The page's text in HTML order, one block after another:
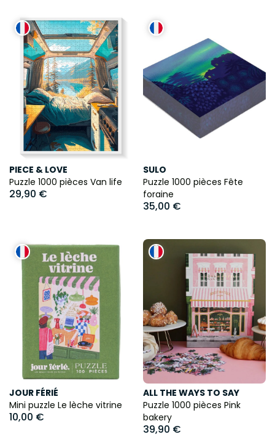
PIECE & LOVE
Puzzle 1000 pièces Van life
29,90 €
SULO
Puzzle 1000 pièces Fête
foraine
35,00 €
JOUR FÉRIÉ
Mini puzzle Le lèche vitrine
10,00 €
ALL THE WAYS TO SAY
Puzzle 1000 pièces Pink
bakery
39,90 €